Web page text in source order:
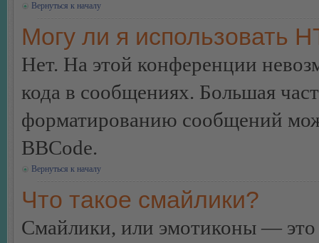
Вернуться к началу
Могу ли я использовать
Нет. На этой конференции
кода в сообщениях. Большая
форматированию сообщений
BBCode.
Вернуться к началу
Что такое смайлики?
Смайлики, или эмотиконы — это